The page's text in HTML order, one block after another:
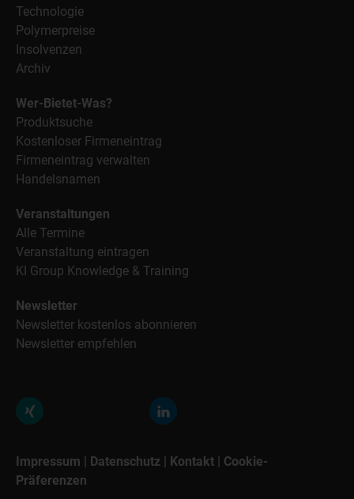
Technologie
Polymerpreise
Insolvenzen
Archiv
Wer-Bietet-Was?
Produktsuche
Kostenloser Firmeneintrag
Firmeneintrag verwalten
Handelsnamen
Veranstaltungen
Alle Termine
Veranstaltung eintragen
KI Group Knowledge & Training
Newsletter
Newsletter kostenlos abonnieren
Newsletter empfehlen
Impressum | Datenschutz | Kontakt | Cookie-
Präferenzen